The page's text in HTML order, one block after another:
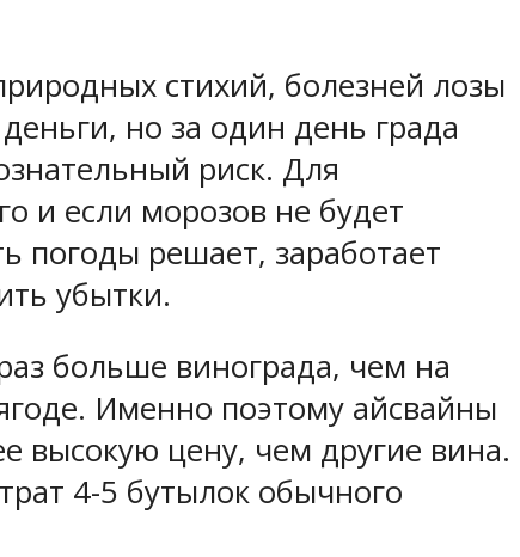
стихий, болезней лозы
но за один день града
риск. Для
и если морозов не будет
погоды решает, заработает
убытки.
больше винограда, чем на
Именно поэтому айсвайны
высокую цену, чем другие вина.
4-5 бутылок обычного